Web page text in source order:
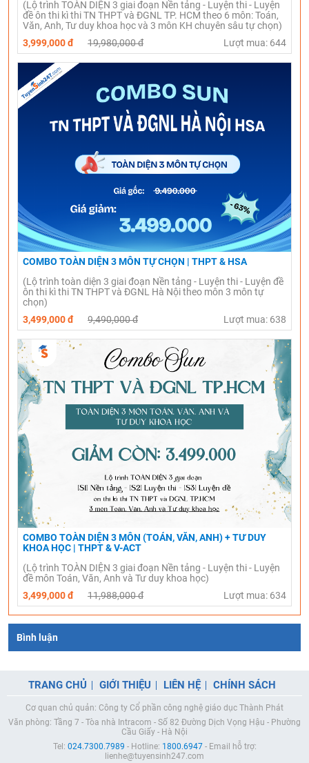
(Lộ trình TOÀN DIỆN 3 giai đoạn Nền tảng - Luyện thi - Luyện
đề ôn thi kì thi TN THPT và ĐGNL TP. HCM theo 6 môn: Toán,
Văn, Anh, Tư duy khoa học và 3 môn KH chuyên sâu tự chọn)
3,999,000 đ
19,980,000 đ Lượt mua: 644
COMBO TOÀN DIỆN 3 MÔN TỰ CHỌN | THPT & HSA
(Lộ trình toàn diện 3 giai đoạn Nền tảng - Luyện thi - Luyện đề
ôn thi kì thi TN THPT và ĐGNL Hà Nội theo môn 3 môn tự
chọn)
3,499,000 đ
9,490,000 đ Lượt mua: 638
COMBO TOÀN DIỆN 3 MÔN (TOÁN, VĂN, ANH) + TƯ DUY
KHOA HỌC | THPT & V-ACT
(Lộ trình TOÀN DIỆN 3 giai đoạn Nền tảng - Luyện thi - Luyện
đề môn Toán, Văn, Anh và Tư duy khoa học)
3,499,000 đ
11,988,000 đ Lượt mua: 634
Bình luận
TRANG CHỦ GIỚI THIỆU LIÊN HỆ CHÍNH SÁCH
Cơ quan chủ quản: Công ty Cổ phần công nghệ giáo dục Thành Phát
Văn phòng: Tầng 7 - Tòa nhà Intracom - Số 82 Đường Dịch Vọng Hậu - Phường
Cầu Giấy - Hà Nội
Tel: 024.7300.7989 - Hotline: 1800.6947- Email hỗ trợ:
lienhe@tuyensinh247.com